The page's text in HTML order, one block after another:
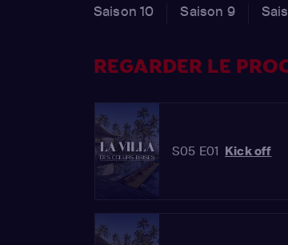
Saison 10 Saison 9
REGARDER LE
S05 E01 Kick off